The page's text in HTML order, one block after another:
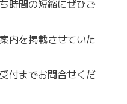
時間の短縮にぜひご
内を掲載させていた
付までお問合せくだ